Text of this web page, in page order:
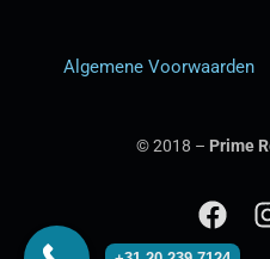
Algemene Voorwaarden
© 2018 – Prime
F
a